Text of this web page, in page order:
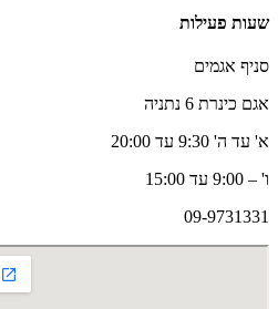
שעות פעילות
סניף אגמים
אגם כינרת 6 נתניה
א' עד ה' 9:30 עד 20:00
ו' – 9:00 עד 15:00
09-9731331